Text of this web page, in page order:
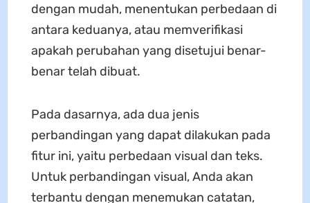
dengan mudah, menentukan perbedaan di
antara keduanya, atau memverifikasi
apakah perubahan yang disetujui benar-
benar telah dibuat.
Pada dasarnya, ada dua jenis
perbandingan yang dapat dilakukan pada
fitur ini, yaitu perbedaan visual dan teks.
Untuk perbandingan visual, Anda akan
terbantu dengan menemukan catatan,